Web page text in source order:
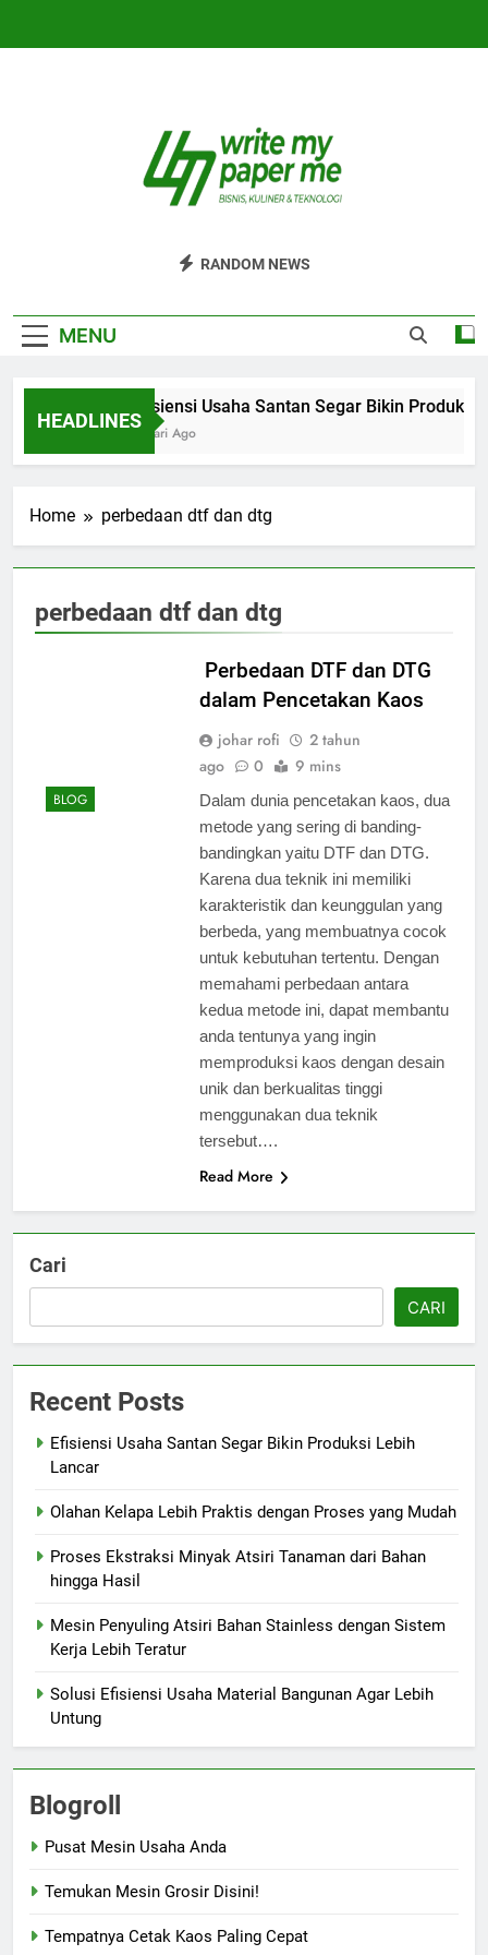
Bisnis, Kuliner, Teknologi
RANDOM NEWS
MENU
HEADLINES
Efisiensi Usaha Santan Segar Bikin Produksi
6 Hari Ago
Home perbedaan dtf dan dtg
perbedaan dtf dan dtg
BLOG
Perbedaan DTF dan DTG
dalam Pencetakan Kaos
johar rofi
2 tahun
ago
0 9 mins
Dalam dunia pencetakan kaos, dua
metode yang sering di banding-
bandingkan yaitu DTF dan DTG.
Karena dua teknik ini memiliki
karakteristik dan keunggulan yang
berbeda, yang membuatnya cocok
untuk kebutuhan tertentu. Dengan
memahami perbedaan antara
kedua metode ini, dapat membantu
anda tentunya yang ingin
memproduksi kaos dengan desain
unik dan berkualitas tinggi
menggunakan dua teknik
tersebut….
Read More
Cari
CARI
Recent Posts
Efisiensi Usaha Santan Segar Bikin Produksi Lebih
Lancar
Olahan Kelapa Lebih Praktis dengan Proses yang Mudah
Proses Ekstraksi Minyak Atsiri Tanaman dari Bahan
hingga Hasil
Mesin Penyuling Atsiri Bahan Stainless dengan Sistem
Kerja Lebih Teratur
Solusi Efisiensi Usaha Material Bangunan Agar Lebih
Untung
Blogroll
Pusat Mesin Usaha Anda
Temukan Mesin Grosir Disini!
Tempatnya Cetak Kaos Paling Cepat